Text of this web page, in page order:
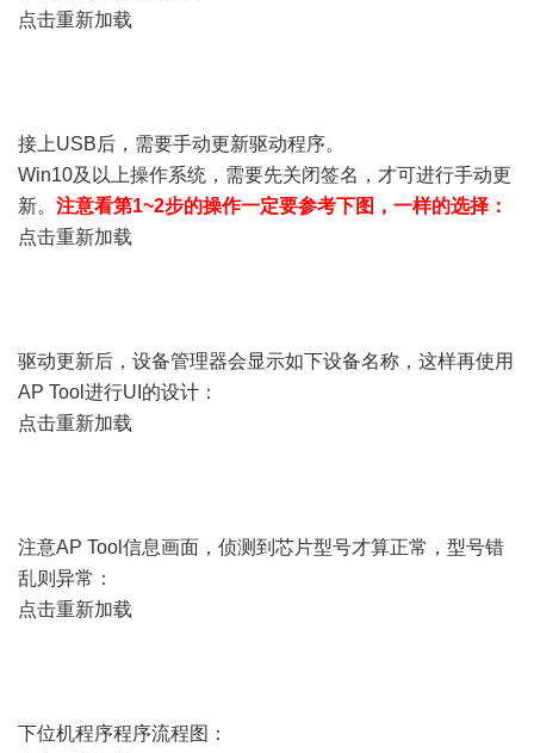
点击重新加载
接上USB后，需要手动更新驱动程序。
Win10及以上操作系统，需要先关闭签名，才可进行手动更
新。 注意看第1~2步的操作一定要参考下图，一样的选择：
点击重新加载
驱动更新后，设备管理器会显示如下设备名称，这样再使用
AP Tool进行UI的设计：
点击重新加载
注意AP Tool信息画面，侦测到芯片型号才算正常，型号错
乱则异常：
点击重新加载
下位机程序程序流程图：